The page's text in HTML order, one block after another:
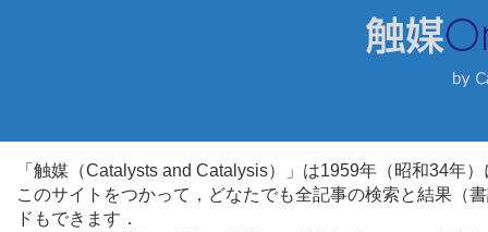
「触媒（Catalysts and Catalysis）」は1959年（昭和34年
このサイトをつかって，どなたでも全記事の検索と結果（
ドもできます．